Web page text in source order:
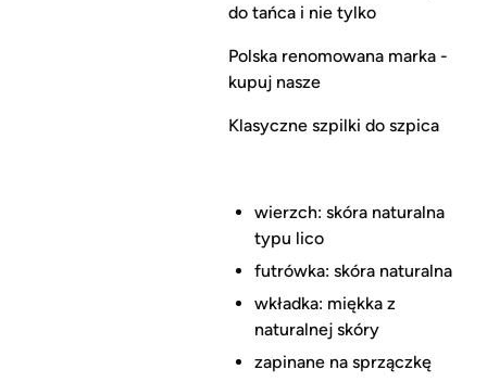
do tańca i nie tylko
Polska renomowana marka -
kupuj nasze
Klasyczne szpilki do szpica
wierzch: skóra naturalna
typu lico
futrówka: skóra naturalna
wkładka: miękka z
naturalnej skóry
zapinane na sprzączkę